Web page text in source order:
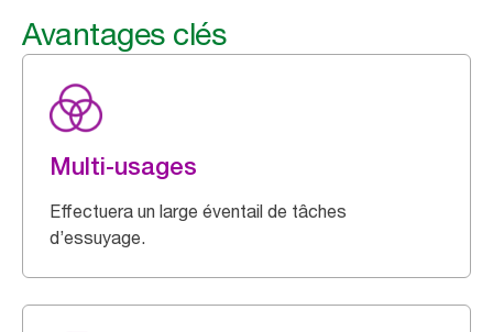
Avantages clés
Multi-usages
Effectuera un large éventail de tâches
d’essuyage.